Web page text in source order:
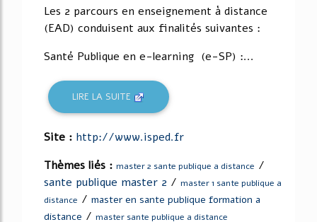
Les 2 parcours en enseignement à distance
(EAD) conduisent aux finalités suivantes :
Santé Publique en e-learning (e-SP) :...
LIRE LA SUITE
Site : http://www.isped.fr
Thèmes liés : master 2 sante publique a distance /
sante publique master 2 / master 1 sante publique a
distance / master en sante publique formation a
distance / master sante publique a distance